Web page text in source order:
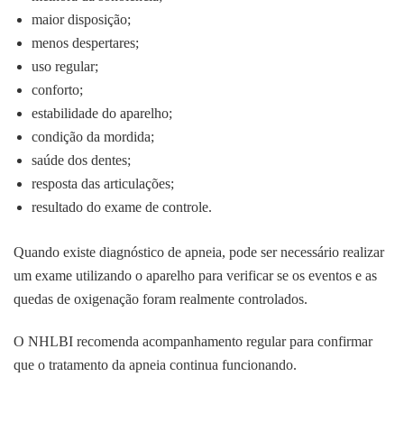
maior disposição;
menos despertares;
uso regular;
conforto;
estabilidade do aparelho;
condição da mordida;
saúde dos dentes;
resposta das articulações;
resultado do exame de controle.
Quando existe diagnóstico de apneia, pode ser necessário realizar
um exame utilizando o aparelho para verificar se os eventos e as
quedas de oxigenação foram realmente controlados.
O NHLBI recomenda acompanhamento regular para confirmar
que o tratamento da apneia continua funcionando.